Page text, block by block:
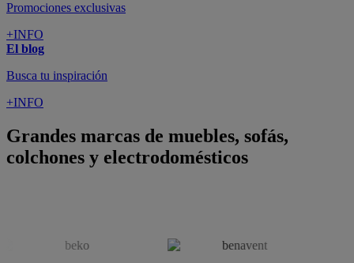
Promociones exclusivas
+INFO
El blog
Busca tu inspiración
+INFO
Grandes marcas de muebles, sofás,
colchones y electrodomésticos